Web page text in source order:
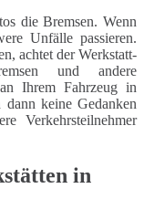
die Bremsen. Wenn
Unfälle passieren.
achtet der Werkstatt-
und andere
Ihrem Fahrzeug in
dann keine Gedanken
Verkehrsteilnehmer
in